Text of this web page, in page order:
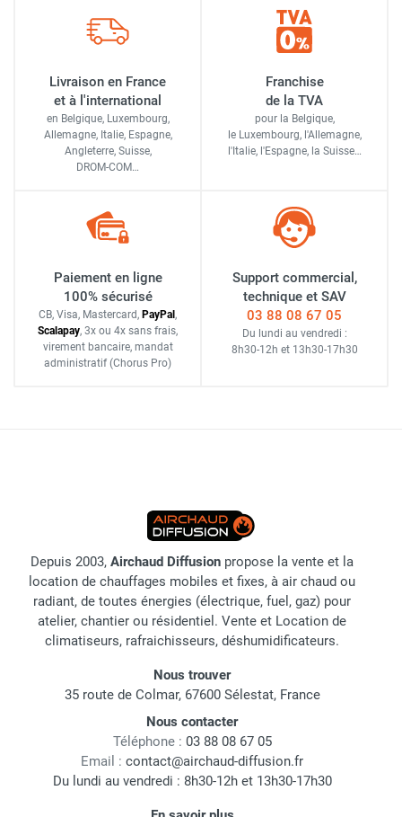
Livraison en France
et à l'international
en Belgique, Luxembourg,
Allemagne, Italie, Espagne,
Angleterre, Suisse,
DROM-COM…
Franchise
de la TVA
pour la Belgique,
le Luxembourg, l'Allemagne,
l'Italie, l'Espagne, la Suisse…
Paiement en ligne
100% sécurisé
CB, Visa, Mastercard, PayPal ,
Scalapay, 3x ou 4x sans frais,
virement bancaire, mandat
administratif (Chorus Pro)
Support commercial,
technique et SAV
03 88 08 67 05
Du lundi au vendredi :
8h30-12h et 13h30-17h30
Depuis 2003, Airchaud Diffusion propose la vente et la
location de chauffages mobiles et fixes, à air chaud ou
radiant, de toutes énergies (électrique, fuel, gaz) pour
atelier, chantier ou résidentiel. Vente et Location de
climatiseurs, rafraichisseurs, déshumidificateurs.
Nous trouver
35 route de Colmar, 67600 Sélestat, France
Nous contacter
Téléphone : 03 88 08 67 05
Email : contact@airchaud-diffusion.fr
Du lundi au vendredi : 8h30-12h et 13h30-17h30